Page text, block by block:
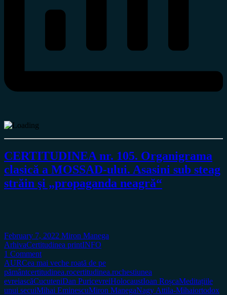
CERTITUDINEA nr. 105. Organigrama
clasică a MOSSAD-ului. Asasini sub steag
străin şi „propaganda neagră“
February 7, 2022 Miron Manega
ArhivaCertitudinea printINFO
1 Comment
AURCea mai veche roată de pe
pământcertitudinea.rocertitudinea.rochestiunea
evreiascăCucuteniDan PuricevreiHolocaustIoan RoșcaMeditațiile
unui secuiMihai EminescuMiron ManegaNagy Attila-Mihaiortodox